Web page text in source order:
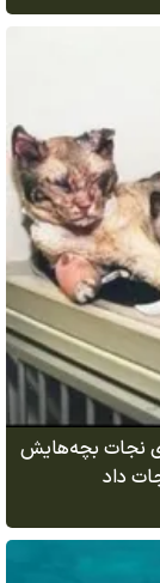
نجات بچه‌هایش
داد